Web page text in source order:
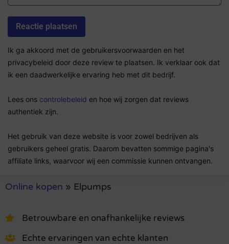
Ik ga akkoord met de gebruikersvoorwaarden en het
privacybeleid door deze review te plaatsen. Ik verklaar ook dat
ik een daadwerkelijke ervaring heb met dit bedrijf.
Lees ons controlebeleid en hoe wij zorgen dat reviews
authentiek zijn.
Het gebruik van deze website is voor zowel bedrijven als
gebruikers geheel gratis. Daarom bevatten sommige pagina's
affiliate links, waarvoor wij een commissie kunnen ontvangen.
Online kopen » Elpumps
Betrouwbare en onafhankelijke reviews
Echte ervaringen van echte klanten